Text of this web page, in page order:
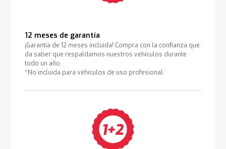
12 meses de garantía
¡Garantía de 12 meses incluida! Compra con la confianza que
da saber que respaldamos nuestros vehículos durante
todo un año.
*No incluida para vehículos de uso profesional